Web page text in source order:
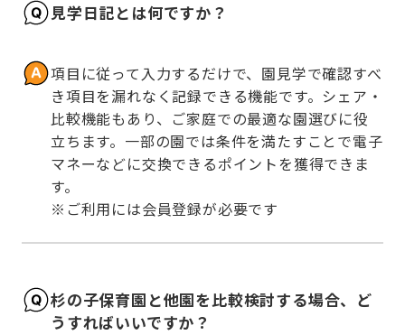
見学日記とは何ですか？
項目に従って入力するだけで、園見学で確認すべ
き項目を漏れなく記録できる機能です。シェア・
比較機能もあり、ご家庭での最適な園選びに役
立ちます。一部の園では条件を満たすことで電子
マネーなどに交換できるポイントを獲得できま
す。
※ご利用には会員登録が必要です
杉の子保育園と他園を比較検討する場合、ど
うすればいいですか？